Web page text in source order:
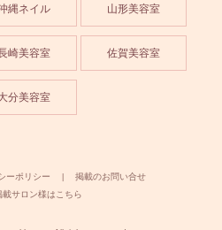
縄ネイル 山形美容室
崎美容室 佐賀美容室
分美容室
ーポリシー
掲載のお問い合せ
載サロン様はこちら